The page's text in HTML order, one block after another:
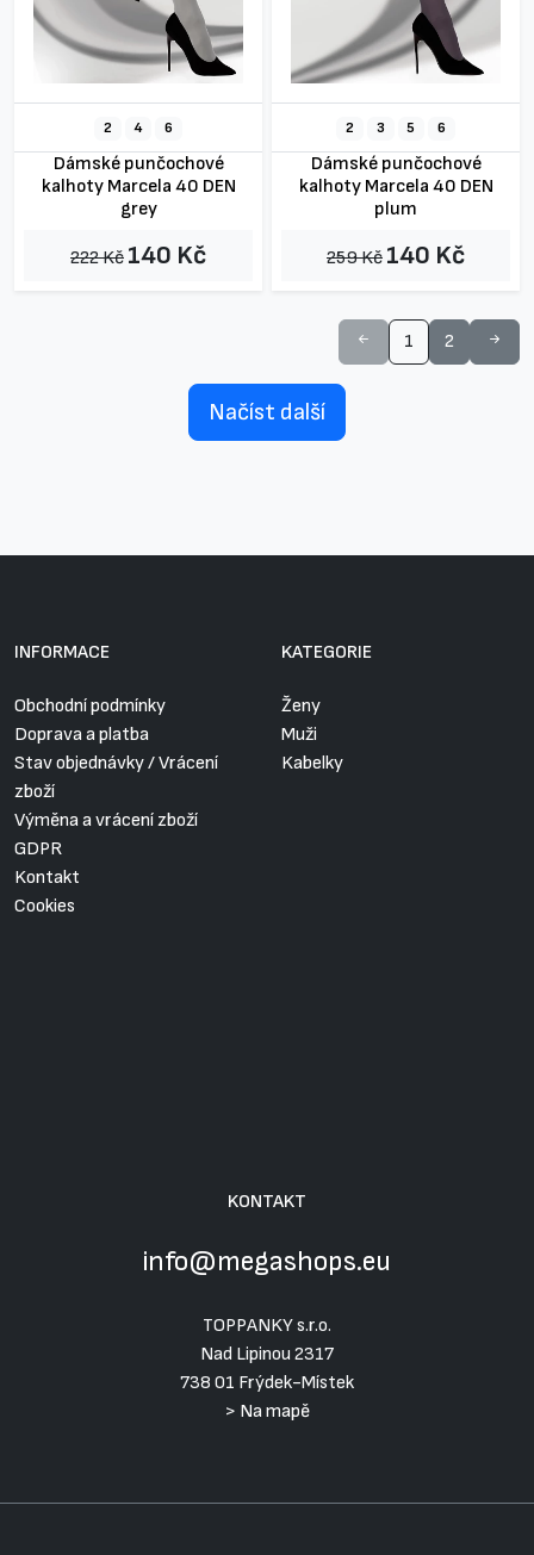
2 4 6
Dámské punčochové
kalhoty Marcela 40 DEN
grey
222 Kč 140 Kč
2 3 5 6
Dámské punčochové
kalhoty Marcela 40 DEN
plum
259 Kč 140 Kč
1 2
Načíst další
INFORMACE
Obchodní podmínky
Doprava a platba
Stav objednávky / Vrácení
zboží
Výměna a vrácení zboží
GDPR
Kontakt
Cookies
KATEGORIE
Ženy
Muži
Kabelky
KONTAKT
info@megashops.eu
TOPPANKY s.r.o.
Nad Lipinou 2317
738 01 Frýdek-Místek
> Na mapě